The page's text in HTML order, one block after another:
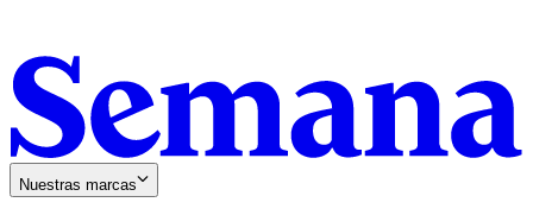
Nuestras marcas